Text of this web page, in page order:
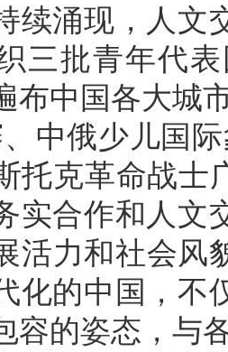
续涌现，人文
三批青年代
布中国各大城
中俄少儿国
托克革命战士
实合作和人文
活力和社会
化的中国，不
容的姿态，与